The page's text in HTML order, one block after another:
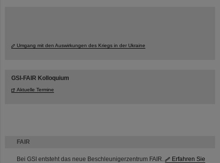
FAIR
Bei GSI entsteht das neue Beschleunigerzentrum FAIR.
Erfahren Sie
Umgang mit den Auswirkungen des Kriegs in der Ukraine
GSI-FAIR Kolloquium
Aktuelle Termine